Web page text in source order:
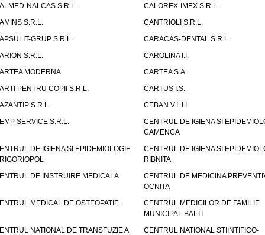
NALCAS S.R.L.
CALOREX-IMEX S.R.L.
S.R.L.
CANTRIOLI S.R.L.
GRUP S.R.L.
CARACAS-DENTAL S.R.L.
S.R.L.
CAROLINA I.I.
MODERNA
CARTEA S.A.
PENTRU COPII S.R.L.
CARTUS I.S.
S.R.L.
CEBAN V.I. I.I.
SERVICE S.R.L.
CENTRUL DE IGIENA SI
CAMENCA
DE IGIENA SI EPIDEMIOLOGIE
CENTRUL DE IGIENA SI
RIBNITA
DE INSTRUIRE MEDICALA
CENTRUL DE MEDICINA
OCNITA
MEDICAL DE OSTEOPATIE
CENTRUL MEDICILOR DE FAMILIE
MUNICIPAL BALTI
NATIONAL DE TRANSFUZIE A
CENTRUL NATIONAL STIINTIFICO-